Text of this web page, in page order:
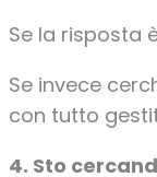
Se la risposta
Se invece
con tutto
4. Sto